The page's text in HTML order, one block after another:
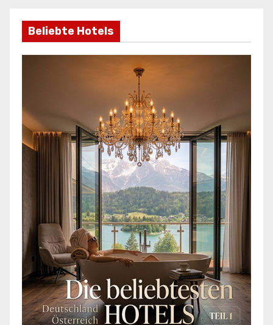
Beliebte Hotels